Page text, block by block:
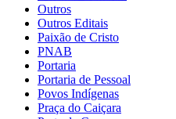
Outros
Outros Editais
Paixão de Cristo
PNAB
Portaria
Portaria de Pessoal
Povos Indígenas
Praça do Caiçara